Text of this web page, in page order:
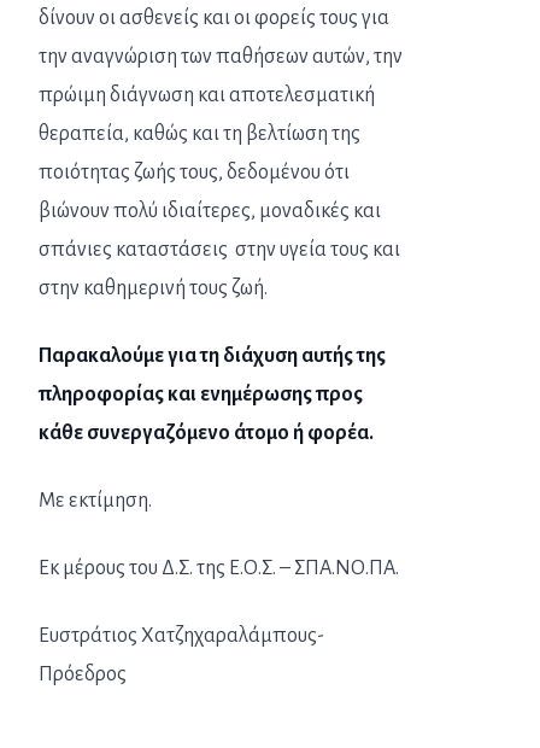
δίνουν οι ασθενείς και οι φορείς τους για
την αναγνώριση των παθήσεων αυτών, την
πρώιμη διάγνωση και αποτελεσματική
θεραπεία, καθώς και τη βελτίωση της
ποιότητας ζωής τους, δεδομένου ότι
βιώνουν πολύ ιδιαίτερες, μοναδικές και
σπάνιες καταστάσεις στην υγεία τους και
στην καθημερινή τους ζωή.
Παρακαλούμε για τη διάχυση αυτής της
πληροφορίας και ενημέρωσης προς
κάθε συνεργαζόμενο άτομο ή φορέα.
Με εκτίμηση.
Εκ μέρους του Δ.Σ. της Ε.Ο.Σ. – ΣΠΑ.ΝΟ.ΠΑ.
Ευστράτιος Χατζηχαραλάμπους-
Πρόεδρος